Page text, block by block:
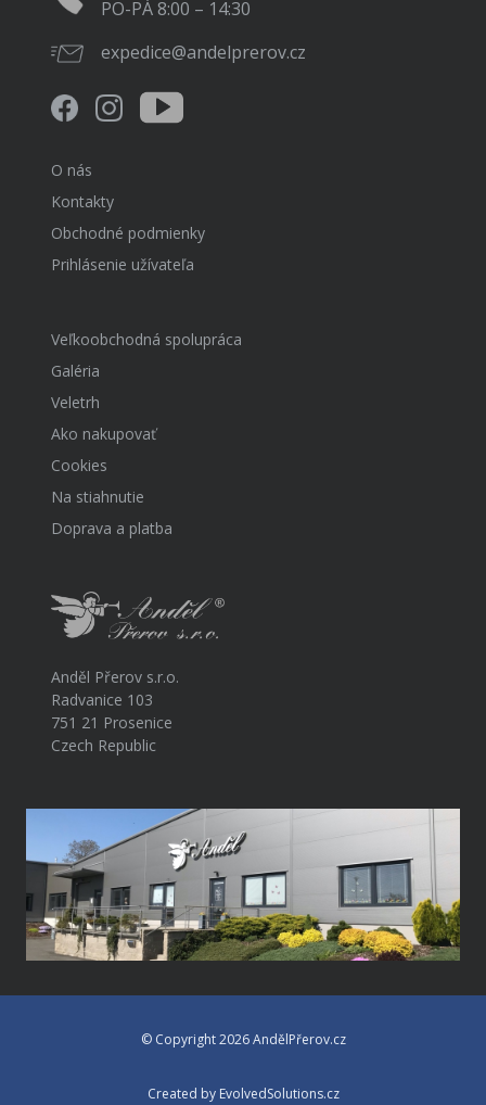
PO-PÁ 8:00 – 14:30
expedice@andelprerov.cz
O nás
Kontakty
Obchodné podmienky
Prihlásenie užívateľa
Veľkoobchodná spolupráca
Galéria
Veletrh
Ako nakupovať
Cookies
Na stiahnutie
Doprava a platba
Anděl Přerov s.r.o.
Radvanice 103
751 21 Prosenice
Czech Republic
© Copyright 2026 AndělPřerov.cz
Created by EvolvedSolutions.cz